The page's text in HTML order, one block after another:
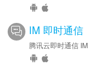
IM 即时通信
腾讯云即时通信 IM